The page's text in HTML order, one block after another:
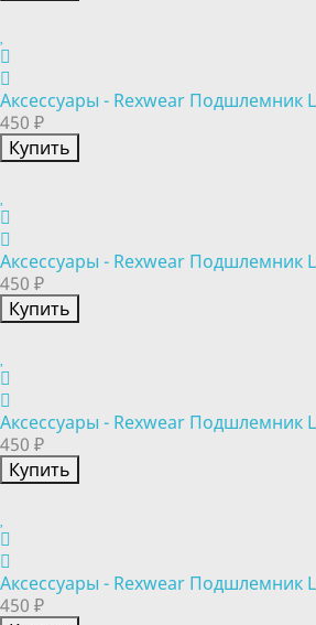
Аксессуары - Rexwear Подшлемник
450 ₽
Купить
Аксессуары - Rexwear Подшлемник
450 ₽
Купить
Аксессуары - Rexwear Подшлемник
450 ₽
Купить
Аксессуары - Rexwear Подшлемник
450 ₽